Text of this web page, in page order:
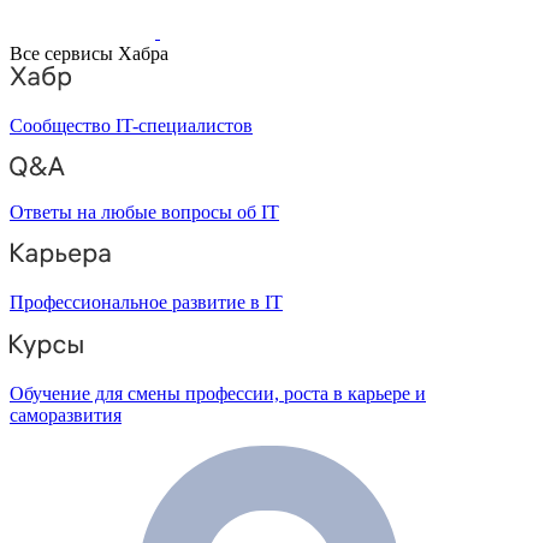
Все сервисы Хабра
Сообщество IT-специалистов
Ответы на любые вопросы об IT
Профессиональное развитие в IT
Обучение для смены профессии, роста в карьере и
саморазвития